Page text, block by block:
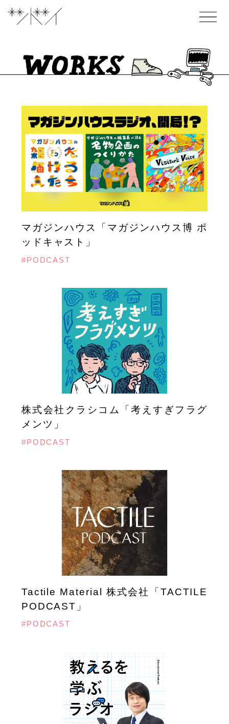
マガジンハウス「マガジンハウス博 ポ
ッドキャスト」
#PODCAST
株式会社クラシコム「考えすぎフラグ
メンツ」
#PODCAST
Tactile Material 株式会社「TACTILE
PODCAST」
#PODCAST